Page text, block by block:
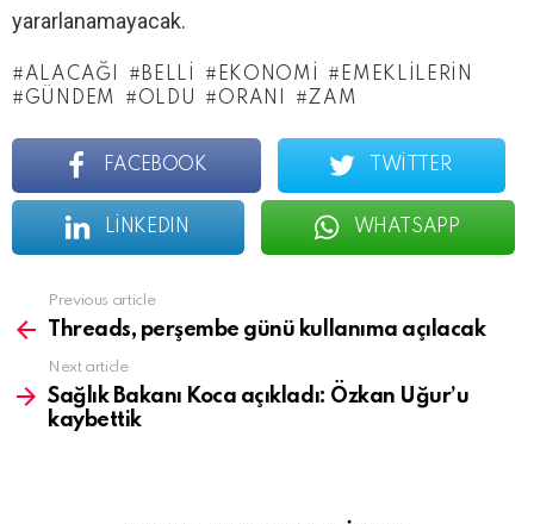
yararlanamayacak.
ALACAĞI BELLI EKONOMI
EMEKLILERIN
GÜNDEM
OLDU ORANI ZAM
FACEBOOK TWITTER
LINKEDIN WHATSAPP
more
Previous article
Threads, perşembe günü kullanıma açılacak
Next article
Sağlık Bakanı Koca açıkladı: Özkan Uğur’u
kaybettik